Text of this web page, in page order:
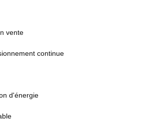
vente
continue
d'énergie